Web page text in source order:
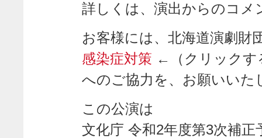
詳しくは、演出からのコ
お客様には、北海道演劇財
感染症対策 ←（クリックす
へのご協力を、お願いいた
この公演は
文化庁 令和2年度第3次補正